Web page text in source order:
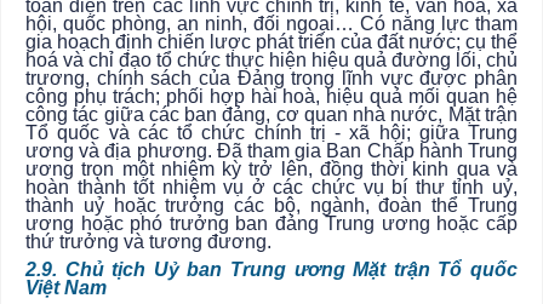
toàn diện trên các lĩnh vực chính trị, kinh tế, văn hoá, xã
hội, quốc phòng, an ninh, đối ngoại… Có năng lực tham
gia hoạch định chiến lược phát triển của đất nước; cụ thể
hoá và chỉ đạo tổ chức thực hiện hiệu quả đường lối, chủ
trương, chính sách của Đảng trong lĩnh vực được phân
công phụ trách; phối hợp hài hoà, hiệu quả mối quan hệ
công tác giữa các ban đảng, cơ quan nhà nước, Mặt trận
Tổ quốc và các tổ chức chính trị - xã hội; giữa Trung
ương và địa phương. Đã tham gia Ban Chấp hành Trung
ương trọn một nhiệm kỳ trở lên, đồng thời kinh qua và
hoàn thành tốt nhiệm vụ ở các chức vụ bí thư tỉnh uỷ,
thành uỷ hoặc trưởng các bộ, ngành, đoàn thể Trung
ương hoặc phó trưởng ban đảng Trung ương hoặc cấp
thứ trưởng và tương đương.
2.9. Chủ tịch Uỷ ban Trung ương Mặt trận Tổ quốc
Việt Nam